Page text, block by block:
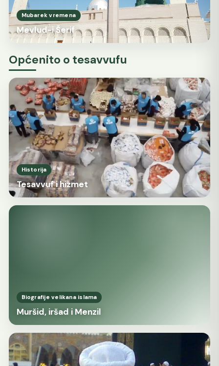
Mubarek vremena
Mevlud-i Šerif
Općenito o tesavvufu
Historija
Tesavvuf i hizmet
Biografije velikana islama
Muršid, iršad i Menzil